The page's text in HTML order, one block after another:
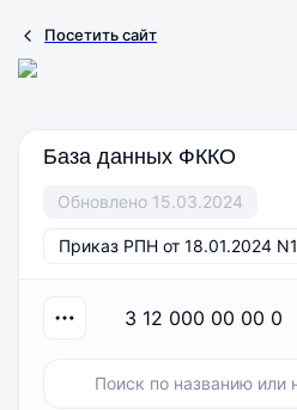
Посетить сайт
База данных ФККО
Обновлено 15.03.2024
Приказ РПН от 18.01.2024
3 12 000 00 00 0